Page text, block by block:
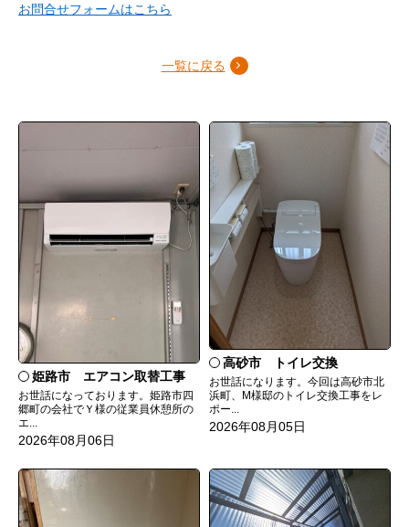
お問合せフォームはこちら
一覧に戻る
姫路市 エアコン取替工事
お世話になっております。姫路市四
郷町の会社でＹ様の従業員休憩所の
エ...
2026年08月06日
高砂市 トイレ交換
お世話になります。今回は高砂市北
浜町、M様邸のトイレ交換工事をレ
ポー...
2026年08月05日